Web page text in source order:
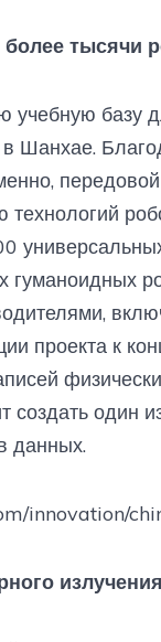
тысячи
учебную базу
Шанхае.
гуманоидных
проекта к
создать один
данных.
innovation/